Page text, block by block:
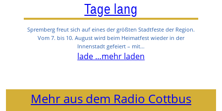
Tage lang
Spremberg freut sich auf eines der größten Stadtfeste der Region.
Vom 7. bis 10. August wird beim Heimatfest wieder in der
Innenstadt gefeiert – mit…
lade …mehr laden
Mehr aus dem Radio Cottbus